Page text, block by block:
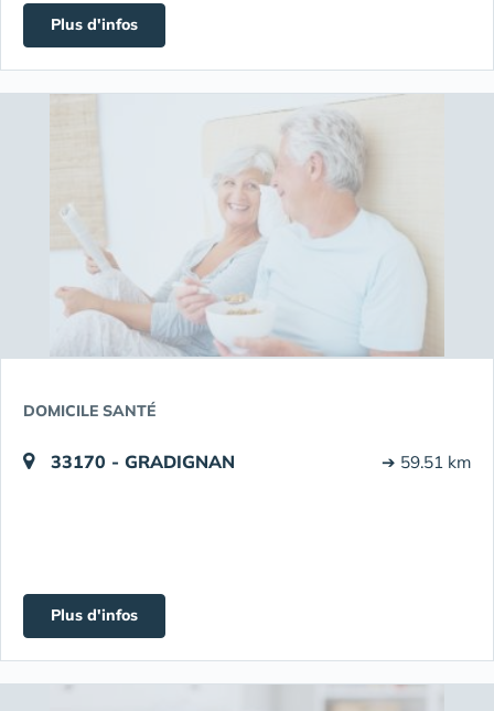
Plus d'infos
DOMICILE SANTÉ
33170 - GRADIGNAN ➔ 59.51 km
Plus d'infos